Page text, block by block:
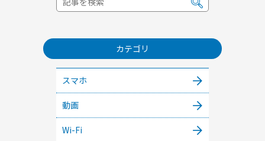
カテゴリ
スマホ
動画
Wi-Fi